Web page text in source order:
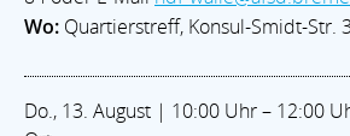
Wo: Quartierstreff, Konsul-Smidt-Str.
Do., 13. August | 10:00 Uhr – 12:00